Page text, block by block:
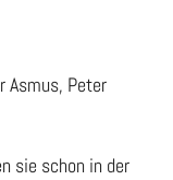
Asmus, Peter
sie schon in der